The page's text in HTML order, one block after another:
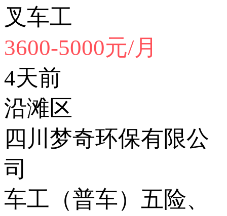
叉车工
3600-5000元/月
4天前
沿滩区
四川梦奇环保有限公
司
车工（普车）五险、